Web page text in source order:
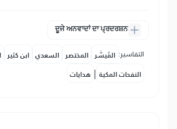
ਦੂਜੇ ਅਨਵਾਦਾਂ ਦਾ ਪ੍ਰਦਰਸ਼ਨ
التفاسير: المُيسَّر المختصر السعدي ابن كثير
النفحات المكية | هدايات